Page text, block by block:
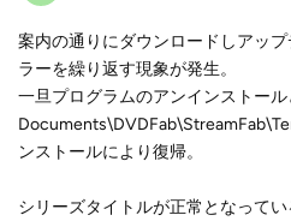
案内の通りにダウンロードしアッ
ラーを繰り返す現象が発生。
一旦プログラムのアンインストー
ンストールにより復帰。
シリーズタイトルが正常となってい